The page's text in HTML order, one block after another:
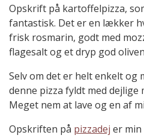
Opskrift på kartoffelpizza,
fantastisk. Det er en lækker
frisk rosmarin, godt med
flagesalt og et dryp god
Selv om det er helt enkelt og
denne pizza fyldt med dejlige
Meget nem at lave og en af
Opskriften på pizzadej er